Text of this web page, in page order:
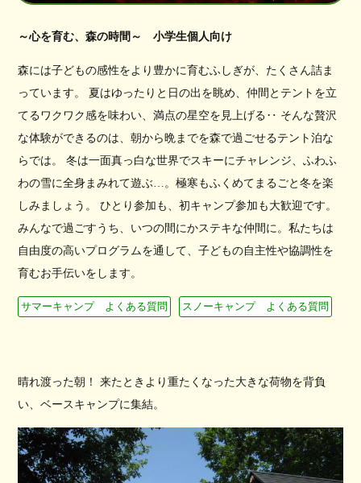
～心を育む、森の時間～ 小学生個人向け
森には子どもの感性をより豊かに育むふしぎが、たくさん詰ま
っています。 夏はゆったりと日の出を眺め、仲間とテントを立
てるワクワク感を味わい、満点の星空を見上げる‥ そんな贅沢
な体験ができるのは、朝から晩までを森で過ごせるテント泊な
らでは。 冬は一面真っ白な世界でスキーにチャレンジ、ふわふ
わの雪に全身まみれて遊ぶ…。極寒もふくめてまるごと冬を楽
しみましょう。 ひとり参加も、初キャンプ参加も大歓迎です。
みんなで過ごすうち、いつの間にかステキな仲間に。私たちは
自由度の高いプログラムを通して、子どもの自主性や協調性を
育むお手伝いをします。
サマーキャンプ よくある質問 スノーキャンプ よくある質問
晴れ渡った朝！ 来たときより重たくなった大きな荷物を背負
い、ベースキャンプに集結。